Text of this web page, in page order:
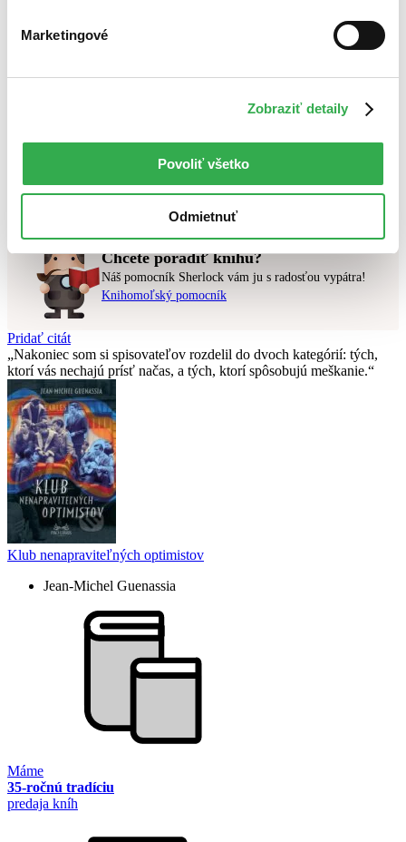
Marketingové
Zobraziť detaily
Povoliť všetko
Odmietnuť
Novinky
Najvyššia zľava
Zrušiť filtre
čítané verzie vypredaných kníh
Skúste prosím zmeniť vyhľadávaný výraz.
Chcete poradiť knihu?
Náš pomocník Sherlock vám ju s radosťou vypátra!
Knihomoľský pomocník
Pridať citát
Nakoniec som si spisovateľov rozdelil do dvoch kategórií: tých,
ktorí vás nechajú prísť načas, a tých, ktorí spôsobujú meškanie.
Klub nenapraviteľných optimistov
Jean-Michel Guenassia
Máme
35-ročnú tradíciu
predaja kníh